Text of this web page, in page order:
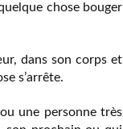
chose bouger
dans son corps et
s’arrête.
une personne très